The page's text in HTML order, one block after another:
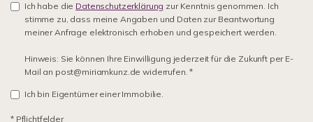
Ich habe die Datenschutzerklärung zur Kenntnis genommen. Ich
stimme zu, dass meine Angaben und Daten zur Beantwortung
meiner Anfrage elektronisch erhoben und gespeichert werden.
Hinweis: Sie können Ihre Einwilligung jederzeit für die Zukunft per E-
Mail an post@miriamkunz.de widerrufen. *
Ich bin Eigentümer einer Immobilie.
* Pflichtfelder